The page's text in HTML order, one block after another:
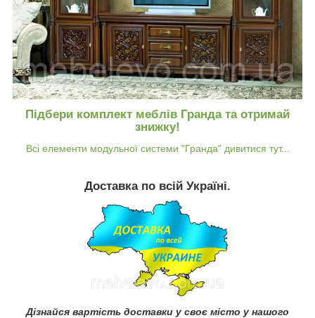
Підбери комплект меблів Гранда та отримай
знижку!
Всі елементи модульної системи "Гранда" дивитися тут...
Доставка по всій Україні.
Дізнайся вартість доставки у своє місто у нашого